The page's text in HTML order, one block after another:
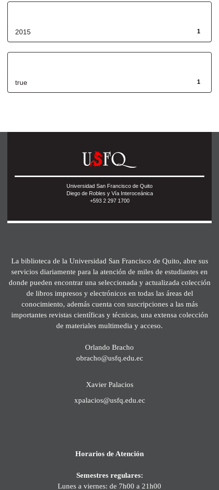
1
2015
1
true
Universidad San Francisco de Quito
Diego de Robles y Vía Interoceánica
+593 2 297 1700
La biblioteca de la Universidad San Francisco de Quito, abre sus
servicios diariamente para la atención de miles de estudiantes en
donde pueden encontrar una seleccionada y actualizada colección
de libros impresos y electrónicos en todas las áreas del
conocimiento, además cuenta con suscripciones a las más
importantes revistas científicas y técnicas, una extensa colección
de materiales multimedia y acceso.
Orlando Bracho
obracho@usfq.edu.ec
Xavier Palacios
xpalacios@usfq.edu.ec
Horarios de Atención
Semestres regulares:
Lunes a viernes: de 7h00 a 21h00